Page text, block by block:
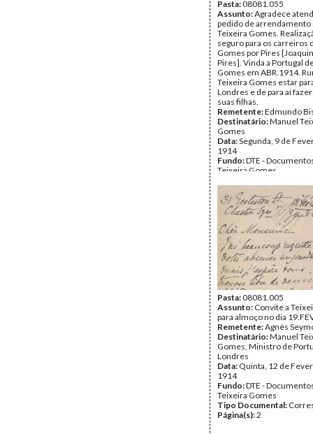
Pasta:08081.055
Assunto:Agradece
pedido de arrendamento
Teixeira Gomes.
seguro para os carreiros
Gomes por Pires
Pires]. Vinda a Portugal
Gomes em ABR.1914.
Teixeira Gomes estar
Londres e de para aí
suas filhas.
Remetente:Edmundo
Destinatário:Manuel
Gomes
Data:Segunda, 9 de
1914
Fundo:DTE -
Teixeira Gomes
Página(s):
Pasta:08081.005
Assunto: Convite a
para almoço no dia
Remetente:Agnès
Destinatário:Manuel
Gomes, Ministro de
Londres
Data: Quinta, 12 de
1914
Fundo:DTE -
Teixeira Gomes
Tipo Documental:
Página(s):2